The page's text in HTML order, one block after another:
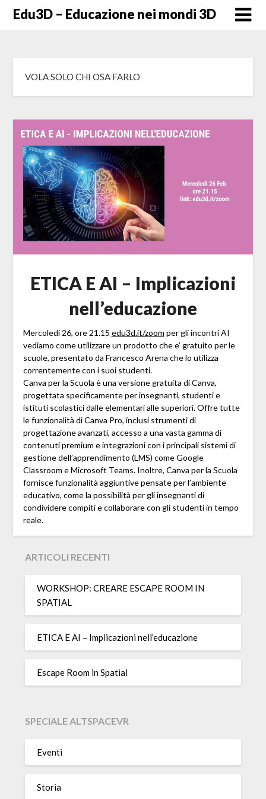
SkipEdu3D – Educazione nei mondi 3D
VOLA SOLO CHI OSA FARLO
ETICA E AI – Implicazioni
nell’educazione
Mercoledi 26, ore 21.15 edu3d.it/zoom per gli incontri AI
vediamo come utilizzare un prodotto che e’ gratuito per le
scuole, presentato da Francesco Arena che lo utilizza
correntemente con i suoi studenti.
Canva per la Scuola è una versione gratuita di Canva,
progettata specificamente per insegnanti, studenti e
istituti scolastici dalle elementari alle superiori. Offre tutte
le funzionalità di Canva Pro, inclusi strumenti di
progettazione avanzati, accesso a una vasta gamma di
contenuti premium e integrazioni con i principali sistemi di
gestione dell’apprendimento (LMS) come Google
Classroom e Microsoft Teams. Inoltre, Canva per la Scuola
fornisce funzionalità aggiuntive pensate per l’ambiente
educativo, come la possibilità per gli insegnanti di
condividere compiti e collaborare con gli studenti in tempo
reale.
ARTICOLI RECENTI
WORKSHOP: CREARE ESCAPE ROOM IN
SPATIAL
ETICA E AI – Implicazioni nell’educazione
Escape Room in Spatial
SPECIALE ALTSPACEVR
Eventi
Storia